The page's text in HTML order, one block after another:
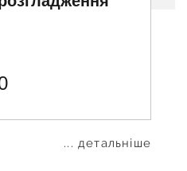
... детальніше